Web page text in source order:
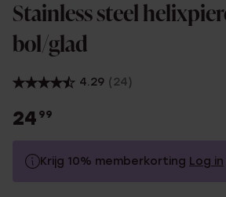
Stainless steel
bol/glad
4.29 (24)
24 99
Krijg 10% memberkorting Log in